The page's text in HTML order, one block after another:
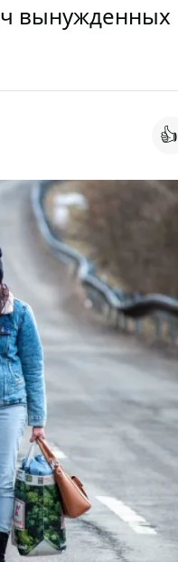
вынужденных
👍